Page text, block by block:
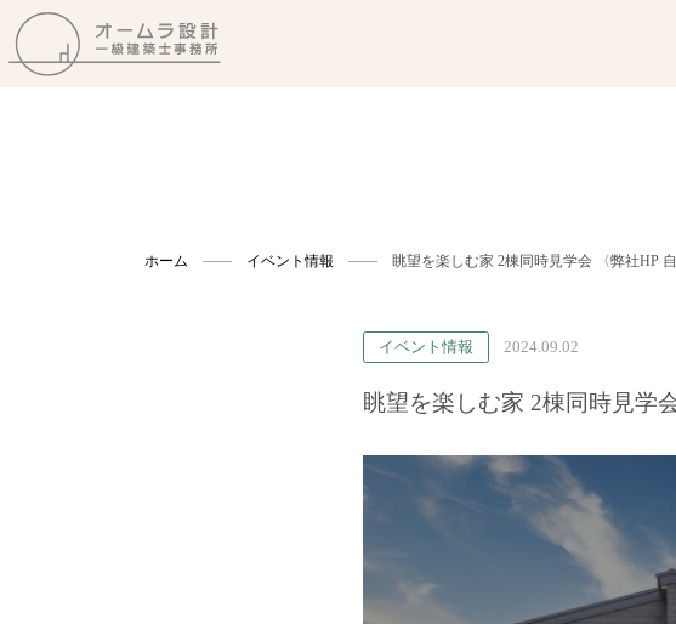
ホーム イベント情報 眺望を楽しむ家 2棟同時見学会 〈弊社HP
イベント情報 2024.09.02
眺望を楽しむ家 2棟同時見学